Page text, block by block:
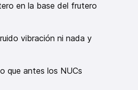
en la base del frutero
vibración ni nada y
que antes los NUCs